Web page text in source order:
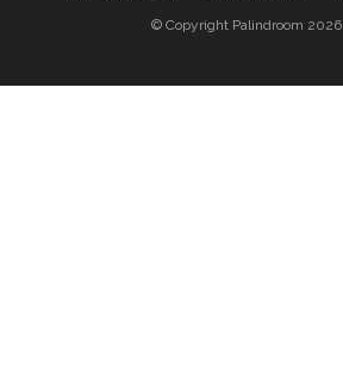
© Copyright Palindroom 2026